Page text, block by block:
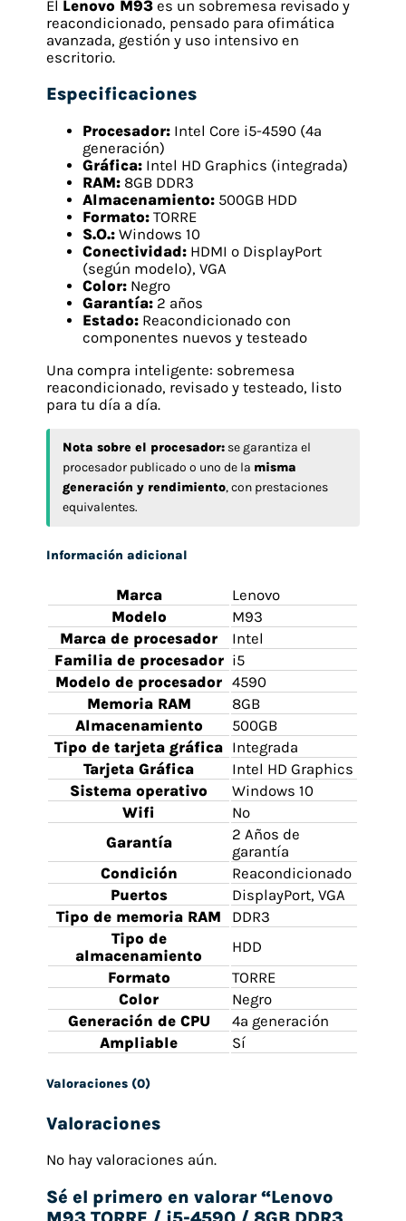
El Lenovo M93 es un sobremesa revisado y
reacondicionado, pensado para ofimática
avanzada, gestión y uso intensivo en
escritorio.
Especificaciones
Procesador: Intel Core i5-4590 (4ª
generación)
Gráfica: Intel HD Graphics (integrada)
RAM: 8GB DDR3
Almacenamiento: 500GB HDD
Formato: TORRE
S.O.: Windows 10
Conectividad: HDMI o DisplayPort
(según modelo), VGA
Color: Negro
Garantía: 2 años
Estado: Reacondicionado con
componentes nuevos y testeado
Una compra inteligente: sobremesa
reacondicionado, revisado y testeado, listo
para tu día a día.
Nota sobre el procesador: se garantiza el
procesador publicado o uno de la misma
generación y rendimiento, con prestaciones
equivalentes.
Información adicional
Marca
Lenovo
Modelo
M93
Marca de procesador
Intel
Familia de procesador i5
Modelo de procesador 4590
Memoria RAM
8GB
Almacenamiento
500GB
Tipo de tarjeta gráfica Integrada
Tarjeta Gráfica
Intel HD Graphics
Sistema operativo
Windows 10
Wifi
No
Garantía
2 Años de
garantía
Condición
Reacondicionado
Puertos
DisplayPort, VGA
Tipo de memoria RAM
DDR3
Tipo de
almacenamiento
HDD
Formato
TORRE
Color
Negro
Generación de CPU
4ª generación
Ampliable
Sí
Valoraciones (0)
Valoraciones
No hay valoraciones aún.
Sé el primero en valorar “Lenovo